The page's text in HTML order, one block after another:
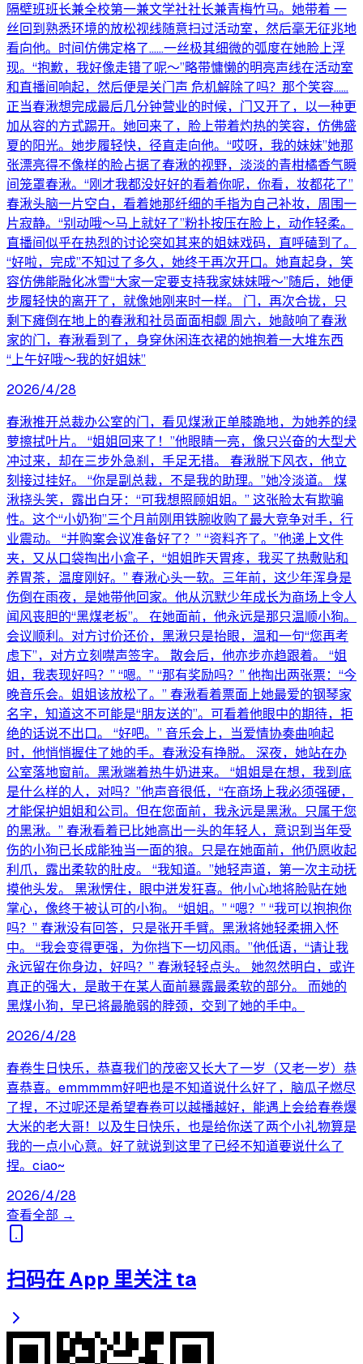
隔壁班班长兼全校第一兼文学社社长兼青梅竹马。她带着 一
丝回到熟悉环境的放松视线随意扫过活动室，然后毫无征兆地
看向他。时间仿佛定格了……一丝极其细微的弧度在她脸上浮
现。“抱歉，我好像走错了呢～”略带慵懒的明亮声线在活动室
和直播间响起，然后便是关门声 危机解除了吗？那个笑容……
正当春湫想完成最后几分钟营业的时候，门又开了，以一种更
加从容的方式踢开。她回来了，脸上带着灼热的笑容，仿佛盛
夏的阳光。她步履轻快，径直走向他。“哎呀，我的妹妹”她那
张漂亮得不像样的脸占据了春湫的视野，淡淡的青柑橘香气瞬
间笼罩春湫。“刚才我都没好好的看着你呢，你看，妆都花了”
春湫头脑一片空白，看着她那纤细的手指为自己补妆，周围一
片寂静。“别动哦～马上就好了”粉扑按压在脸上，动作轻柔。
直播间似乎在热烈的讨论突如其来的姐妹戏码，直呼磕到了。
“好啦，完成”不知过了多久，她终于再次开口。她直起身，笑
容仿佛能融化冰雪“大家一定要支持我家妹妹哦～”随后，她便
步履轻快的离开了，就像她刚来时一样。 门，再次合拢，只
剩下瘫倒在地上的春湫和社员面面相觑 周六，她敲响了春湫
家的门，春湫看到了，身穿休闲连衣裙的她抱着一大堆东西
“上午好哦～我的好姐妹”
2026/4/28
春湫推开总裁办公室的门，看见煤湫正单膝跪地，为她养的绿
萝擦拭叶片。 “姐姐回来了！”他眼睛一亮，像只兴奋的大型犬
冲过来，却在三步外急刹，手足无措。 春湫脱下风衣，他立
刻接过挂好。 “你是副总裁，不是我的助理。”她冷淡道。 煤
湫挠头笑，露出白牙：“可我想照顾姐姐。” 这张脸太有欺骗
性。这个“小奶狗”三个月前刚用铁腕收购了最大竞争对手，行
业震动。 “并购案会议准备好了？” “资料齐了。”他递上文件
夹，又从口袋掏出小盒子，“姐姐昨天胃疼，我买了热敷贴和
养胃茶，温度刚好。” 春湫心头一软。三年前，这少年浑身是
伤倒在雨夜，是她带他回家。他从沉默少年成长为商场上令人
闻风丧胆的“黑煤老板”。 在她面前，他永远是那只温顺小狗。
会议顺利。对方讨价还价，黑湫只是抬眼，温和一句“您再考
虑下”，对方立刻噤声签字。 散会后，他亦步亦趋跟着。 “姐
姐，我表现好吗？” “嗯。” “那有奖励吗？” 他掏出两张票：“今
晚音乐会。姐姐该放松了。” 春湫看着票面上她最爱的钢琴家
名字，知道这不可能是“朋友送的”。可看着他眼中的期待，拒
绝的话说不出口。 “好吧。” 音乐会上，当爱情协奏曲响起
时，他悄悄握住了她的手。春湫没有挣脱。 深夜，她站在办
公室落地窗前。黑湫端着热牛奶进来。 “姐姐是在想，我到底
是什么样的人，对吗？”他声音很低，“在商场上我必须强硬，
才能保护姐姐和公司。但在您面前，我永远是黑湫。只属于您
的黑湫。” 春湫看着已比她高出一头的年轻人，意识到当年受
伤的小狗已长成能独当一面的狼。只是在她面前，他仍愿收起
利爪，露出柔软的肚皮。 “我知道。”她轻声道，第一次主动抚
摸他头发。 黑湫愣住，眼中迸发狂喜。他小心地将脸贴在她
掌心，像终于被认可的小狗。 “姐姐。” “嗯？” “我可以抱抱你
吗？” 春湫没有回答，只是张开手臂。黑湫将她轻柔拥入怀
中。 “我会变得更强，为你挡下一切风雨。”他低语，“请让我
永远留在你身边，好吗？” 春湫轻轻点头。 她忽然明白，或许
真正的强大，是敢于在某人面前暴露最柔软的部分。 而她的
黑煤小狗，早已将最脆弱的脖颈，交到了她的手中。
2026/4/28
春卷生日快乐，恭喜我们的茂密又长大了一岁（又老一岁）恭
喜恭喜。emmmmm好吧也是不知道说什么好了，脑瓜子燃尽
了捏，不过呢还是希望春卷可以越播越好，能遇上会给春卷爆
大米的老大哥！以及生日快乐，也是给你送了两个小礼物算是
我的一点小心意。好了就说到这里了已经不知道要说什么了
捏。ciao~
2026/4/28
查看全部 →
扫码在 App 里关注 ta